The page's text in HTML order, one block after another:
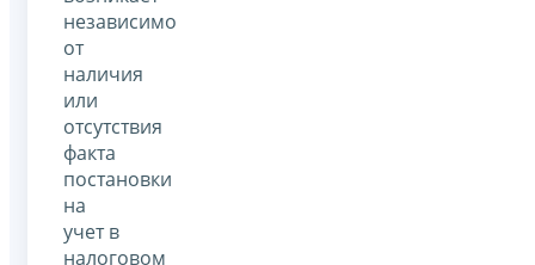
независимо
от
наличия
или
отсутствия
факта
постановки
на
учет в
налоговом